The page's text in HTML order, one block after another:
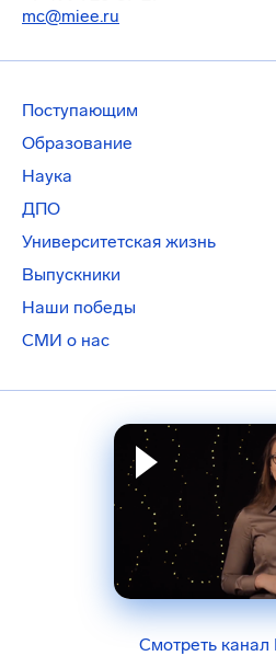
mc@miee.ru
Поступающим
Образование
Наука
ДПО
Университетская жизнь
Выпускники
Наши победы
СМИ о нас
Смотреть